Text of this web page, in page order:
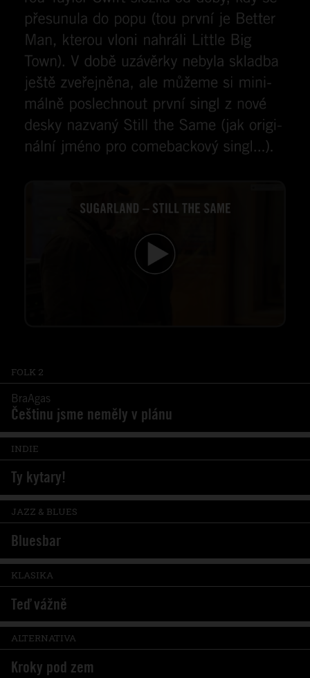
FOLK 2
BraAgas
Češtinu jsme neměly v plánu
INDIE
Ty kytary!
JAZZ & BLUES
Bluesbar
KLASIKA
Teď vážně
ALTERNATIVA
Kroky pod zem